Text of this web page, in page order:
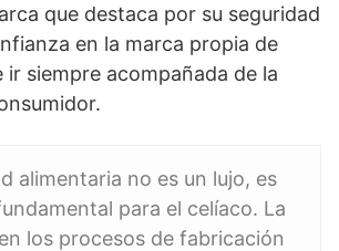
que destaca por su seguridad
en la marca propia de
ir siempre acompañada de la
alimentaria no es un lujo, es
para el celíaco. La
los procesos de fabricación